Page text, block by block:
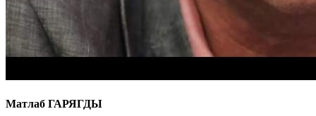
Матлаб ГАРЯГДЫ